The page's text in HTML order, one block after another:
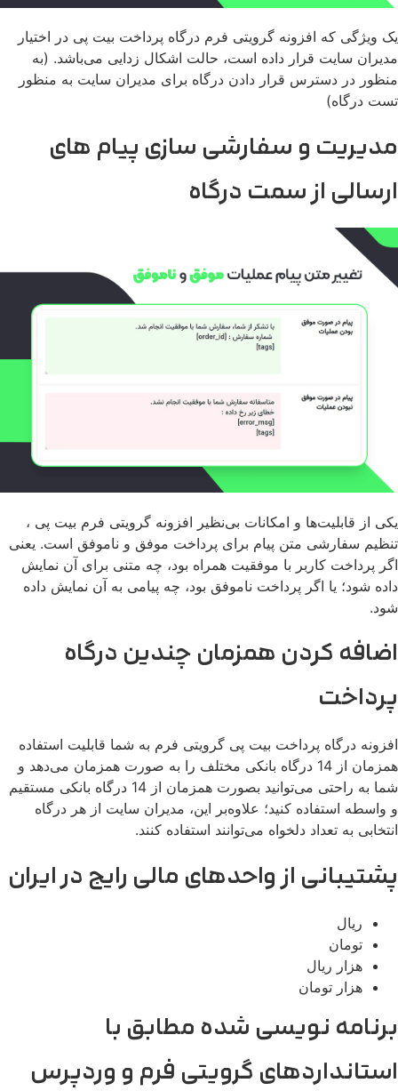
ویژگی که افزونه گرویتی فرم درگاه پرداخت بیت پی در اختیار
سایت قرار داده است، حالت اشکال زدایی می‌باشد. (به
در دسترس قرار دادن درگاه برای مدیران سایت به منظور
درگاه)
و سفارشی سازی پیام های
از سمت درگاه
از قابلیت‌ها و امکانات بی‌نظیر افزونه گرویتی فرم بیت پی ،
سفارشی‌ متن پیام برای پرداخت موفق و ناموفق است. یعنی
پرداخت کاربر با موفقیت همراه بود، چه متنی برای آن نمایش
شود؛ یا اگر پرداخت ناموفق بود، چه پیامی به آن نمایش داده
کردن همزمان چندین درگاه
درگاه پرداخت بیت پی گرویتی فرم به شما قابلیت استفاده
همزمان از 14 درگاه بانکی مختلف را به صورت همزمان می‌دهد و
شما به راحتی می‌توانید بصورت همزمان از 14 درگاه بانکی مستقیم
استفاده کنید؛ علاوه‌بر این، مدیران سایت از هر درگاه
به تعداد دلخواه می‌توانند استفاده کنند.
از واحدهای مالی رایج در ایران
ریال
تومان
هزار ریال
هزار تومان
نویسی شده مطابق با
گرویتی فرم و وردپرس